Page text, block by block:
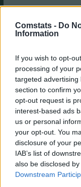
Comstats - Do
Information
If you wish to opt-
processing of your
targeted
section to confirm
opt-out request is
interest-based ads
us or personal
your opt-out. You
disclosure of your
IAB’s list of
also be disclosed
Downstream
- sin igualdad de
- Posible planificación a
- Los jugadores
Esta modalidad es un
cuenta la temporada
contraproducente si
Ideal para
5. Mantener 5
posiciones variables
Cada jugador puede
obtiene 9 millones
que el equipo con los